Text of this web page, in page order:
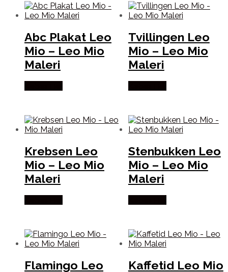
Abc Plakat Leo
Mio – Leo Mio
Maleri
Tvillingen Leo
Mio – Leo Mio
Maleri
Krebsen Leo
Mio – Leo Mio
Maleri
Stenbukken Leo
Mio – Leo Mio
Maleri
Flamingo Leo Kaffetid Leo Mio